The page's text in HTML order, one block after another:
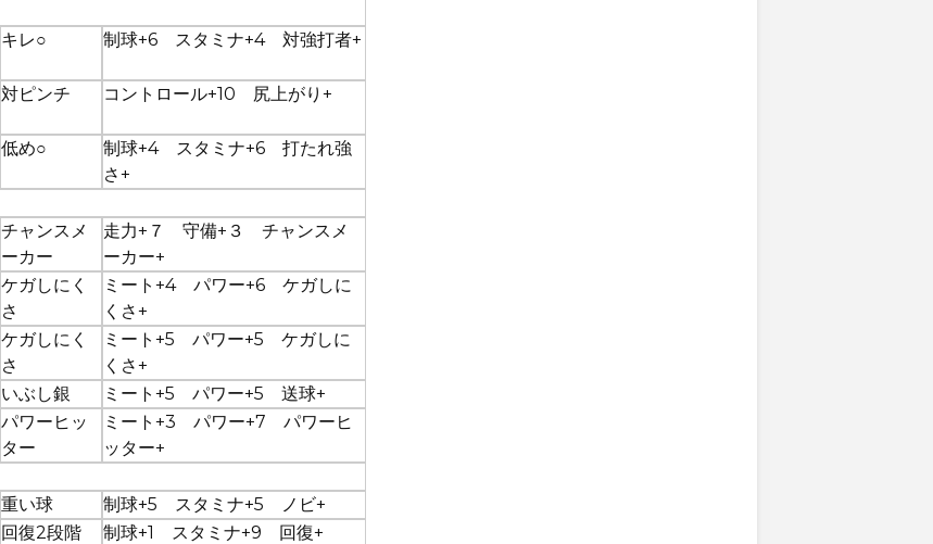
キレ○ 制球+6 スタミナ+4 対強打者+
対ピンチ コントロール+10 尻上がり+
低め○
制球+4 スタミナ+6 打たれ強
さ+
チャンスメ
ーカー
走力+７ 守備+３ チャンスメ
ーカー+
ケガしにく
さ
ミート+4 パワー+6 ケガしに
くさ+
ケガしにく
さ
ミート+5 パワー+5 ケガしに
くさ+
いぶし銀
ミート+5 パワー+5 送球+
パワーヒッ
ター
ミート+3 パワー+7 パワーヒ
ッター+
重い球
制球+5 スタミナ+5 ノビ+
回復2段階
制球+1 スタミナ+9 回復+